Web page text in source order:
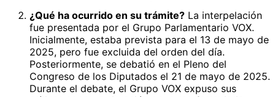
¿Qué ha ocurrido en su trámite? La interpelación
fue presentada por el Grupo Parlamentario VOX.
Inicialmente, estaba prevista para el 13 de mayo de
2025, pero fue excluida del orden del día.
Posteriormente, se debatió en el Pleno del
Congreso de los Diputados el 21 de mayo de 2025.
Durante el debate, el Grupo VOX expuso sus